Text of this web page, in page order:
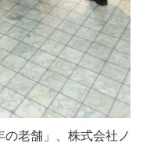
の老舗」、株式会社ノ